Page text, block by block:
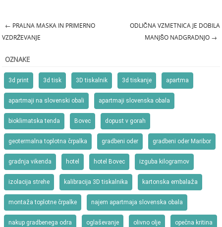
Post navigation
← PRALNA MASKA IN PRIMERNO
VZDRŽEVANJE
ODLIČNA VZMETNICA JE DOBILA
MANJŠO NADGRADNJO →
OZNAKE
3d print 3d tisk 3D tiskalnik 3d tiskanje apartma
apartmaji na slovenski obali apartmaji slovenska obala
bioklimatska tenda Bovec dopust v gorah
geotermalna toplotna črpalka gradbeni oder gradbeni oder Maribor
gradnja vikenda hotel hotel Bovec izguba kilogramov
izolacija strehe kalibracija 3D tiskalnika kartonska embalaža
montaža toplotne črpalke najem apartmaja slovenska obala
nakup gradbenega odra oglaševanje olivno olje opečna kritina